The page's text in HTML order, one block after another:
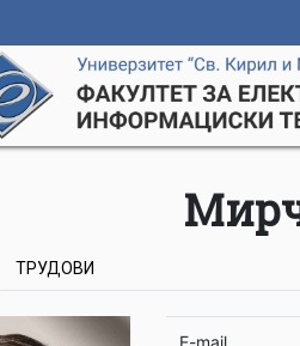
ТРУДОВИ
E-mail